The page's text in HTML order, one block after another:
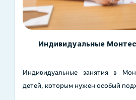
Индивидуальные
Индивидуальные занятия в
детей, которым нужен особый